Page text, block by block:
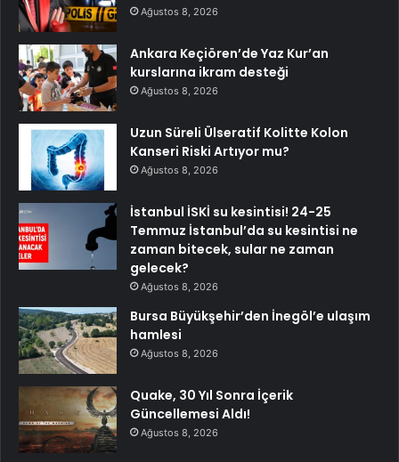
Ağustos 8, 2026
Ankara Keçiören’de Yaz Kur’an
kurslarına ikram desteği
Ağustos 8, 2026
Uzun Süreli Ülseratif Kolitte Kolon
Kanseri Riski Artıyor mu?
Ağustos 8, 2026
İstanbul İSKİ su kesintisi! 24-25
Temmuz İstanbul’da su kesintisi ne
zaman bitecek, sular ne zaman
gelecek?
Ağustos 8, 2026
Bursa Büyükşehir’den İnegöl’e ulaşım
hamlesi
Ağustos 8, 2026
Quake, 30 Yıl Sonra İçerik
Güncellemesi Aldı!
Ağustos 8, 2026